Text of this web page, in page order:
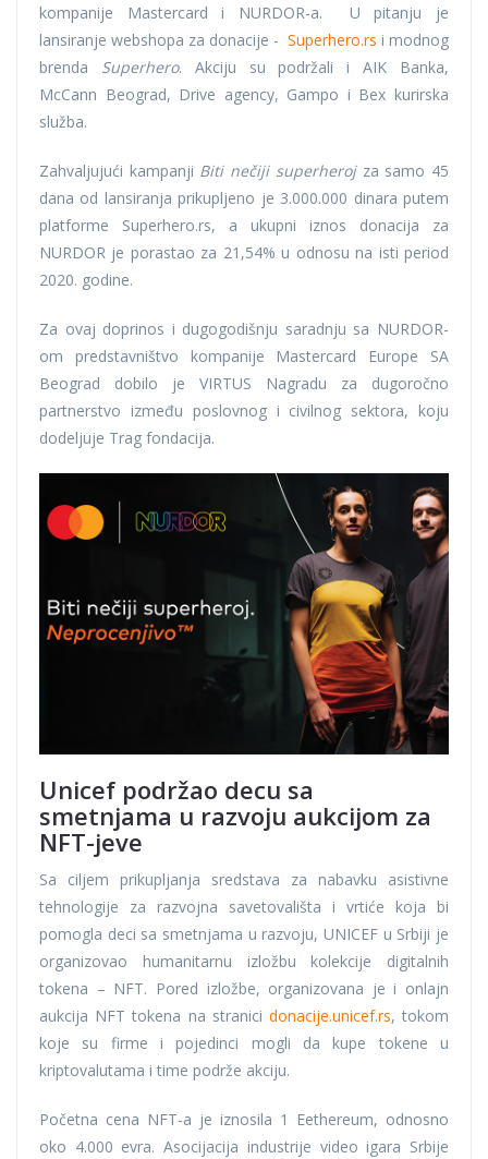
kompanije Mastercard i NURDOR-a. U pitanju je
lansiranje webshopa za donacije - Superhero.rs i modnog
brenda Superhero. Akciju su podržali i AIK Banka,
McCann Beograd, Drive agency, Gampo i Bex kurirska
služba.
Zahvaljujući kampanji Biti nečiji superherojza samo 45
dana od lansiranja prikupljeno je 3.000.000 dinara putem
platforme Superhero.rs, a ukupni iznos donacija za
NURDOR je porastao za 21,54% u odnosu na isti period
2020. godine.
Za ovaj doprinos i dugogodišnju saradnju sa NURDOR-
om predstavništvo kompanije Mastercard Europe SA
Beograd dobilo je VIRTUS Nagradu za dugoročno
partnerstvo između poslovnog i civilnog sektora, koju
dodeljuje Trag fondacija.
Unicef podržao decu sa
smetnjama u razvoju aukcijom za
NFT-jeve
Sa ciljem prikupljanja sredstava za nabavku asistivne
tehnologije za razvojna savetovališta i vrtiće koja bi
pomogla deci sa smetnjama u razvoju, UNICEF u Srbiji je
organizovao humanitarnu izložbu kolekcije digitalnih
tokena – NFT. Pored izložbe, organizovana je i onlajn
aukcija NFT tokena na stranici donacije.unicef.rs, tokom
koje su firme i pojedinci mogli da kupe tokene u
kriptovalutama i time podrže akciju.
Početna cena NFT-a je iznosila 1 Eethereum, odnosno
oko 4.000 evra. Asocijacija industrije video igara Srbije